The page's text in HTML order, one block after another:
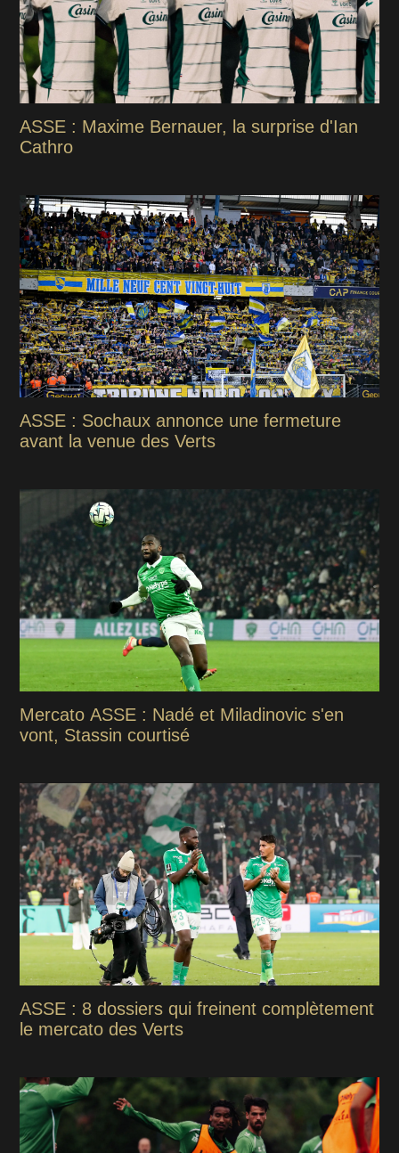
ASSE : Maxime Bernauer, la surprise d'Ian
Cathro
ASSE : Sochaux annonce une fermeture
avant la venue des Verts
Mercato ASSE : Nadé et Miladinovic s'en
vont, Stassin courtisé
ASSE : 8 dossiers qui freinent complètement
le mercato des Verts